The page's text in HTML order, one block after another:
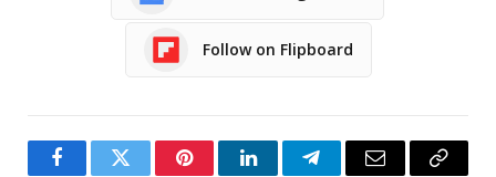
Follow on Flipboard